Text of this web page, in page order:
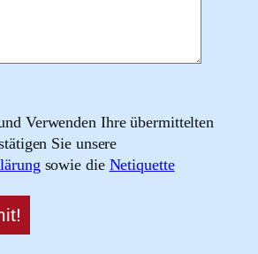
Verwenden Ihre übermittelten
Sie unsere
sowie die Netiquette